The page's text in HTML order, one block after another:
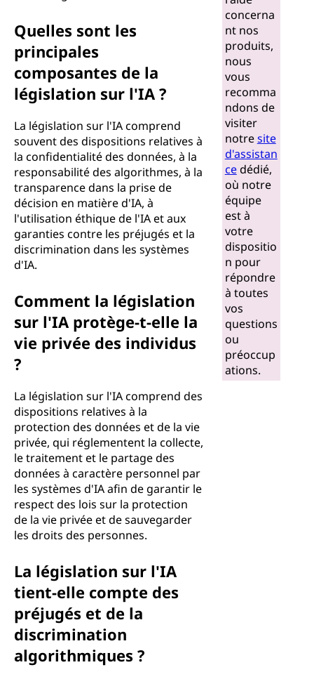
Quelles sont les
principales
composantes de la
législation sur l'IA ?
La législation sur l'IA comprend
souvent des dispositions relatives à
la confidentialité des données, à la
responsabilité des algorithmes, à la
transparence dans la prise de
décision en matière d'IA, à
l'utilisation éthique de l'IA et aux
garanties contre les préjugés et la
discrimination dans les systèmes
d'IA.
Comment la législation
sur l'IA protège-t-elle la
vie privée des individus
?
La législation sur l'IA comprend des
dispositions relatives à la
protection des données et de la vie
privée, qui réglementent la collecte,
le traitement et le partage des
données à caractère personnel par
les systèmes d'IA afin de garantir le
respect des lois sur la protection
de la vie privée et de sauvegarder
les droits des personnes.
La législation sur l'IA
tient-elle compte des
préjugés et de la
discrimination
algorithmiques ?
concerna
nt nos
produits,
nous
vous
recomma
ndons de
visiter
notresite
d'assistan
cedédié,
où notre
équipe
est à
votre
dispositio
n pour
répondre
à toutes
vos
questions
ou
préoccup
ations.